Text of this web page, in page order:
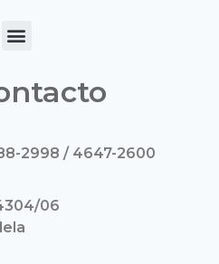
2998 / 4647-2600
06